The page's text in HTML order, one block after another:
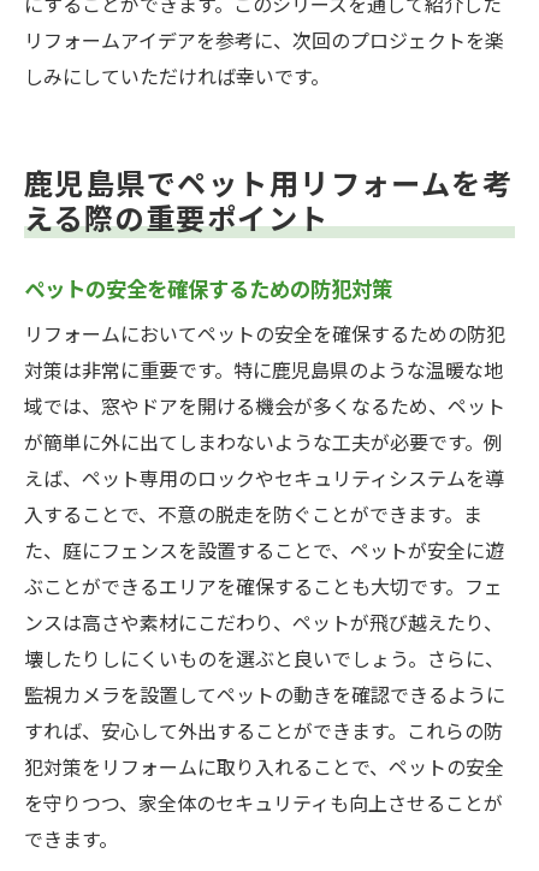
にすることができます。このシリーズを通して紹介した
リフォームアイデアを参考に、次回のプロジェクトを楽
しみにしていただければ幸いです。
鹿児島県でペット用リフォームを考
える際の重要ポイント
ペットの安全を確保するための防犯対策
リフォームにおいてペットの安全を確保するための防犯
対策は非常に重要です。特に鹿児島県のような温暖な地
域では、窓やドアを開ける機会が多くなるため、ペット
が簡単に外に出てしまわないような工夫が必要です。例
えば、ペット専用のロックやセキュリティシステムを導
入することで、不意の脱走を防ぐことができます。ま
た、庭にフェンスを設置することで、ペットが安全に遊
ぶことができるエリアを確保することも大切です。フェ
ンスは高さや素材にこだわり、ペットが飛び越えたり、
壊したりしにくいものを選ぶと良いでしょう。さらに、
監視カメラを設置してペットの動きを確認できるように
すれば、安心して外出することができます。これらの防
犯対策をリフォームに取り入れることで、ペットの安全
を守りつつ、家全体のセキュリティも向上させることが
できます。